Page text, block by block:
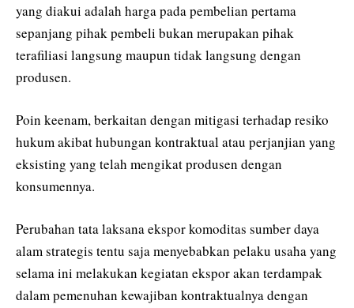
yang diakui adalah harga pada pembelian pertama
sepanjang pihak pembeli bukan merupakan pihak
terafiliasi langsung maupun tidak langsung dengan
produsen.
Poin keenam, berkaitan dengan mitigasi terhadap resiko
hukum akibat hubungan kontraktual atau perjanjian yang
eksisting yang telah mengikat produsen dengan
konsumennya.
Perubahan tata laksana ekspor komoditas sumber daya
alam strategis tentu saja menyebabkan pelaku usaha yang
selama ini melakukan kegiatan ekspor akan terdampak
dalam pemenuhan kewajiban kontraktualnya dengan